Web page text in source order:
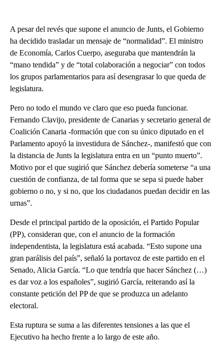
A pesar del revés que supone el anuncio de Junts, el Gobierno
ha decidido trasladar un mensaje de “normalidad”. El ministro
de Economía, Carlos Cuerpo, aseguraba que mantendrán la
“mano tendida” y de “total colaboración a negociar” con todos
los grupos parlamentarios para así desengrasar lo que queda de
legislatura.
Pero no todo el mundo ve claro que eso pueda funcionar.
Fernando Clavijo, presidente de Canarias y secretario general de
Coalición Canaria -formación que con su único diputado en el
Parlamento apoyó la investidura de Sánchez-, manifestó que con
la distancia de Junts la legislatura entra en un “punto muerto”.
Motivo por el que sugirió que Sánchez debería someterse “a una
cuestión de confianza, de tal forma que se sepa si puede haber
gobierno o no, y si no, que los ciudadanos puedan decidir en las
urnas”.
Desde el principal partido de la oposición, el Partido Popular
(PP), consideran que, con el anuncio de la formación
independentista, la legislatura está acabada. “Esto supone una
gran parálisis del país”, señaló la portavoz de este partido en el
Senado, Alicia García. “Lo que tendría que hacer Sánchez (…)
es dar voz a los españoles”, sugirió García, reiterando así la
constante petición del PP de que se produzca un adelanto
electoral.
Esta ruptura se suma a las diferentes tensiones a las que el
Ejecutivo ha hecho frente a lo largo de este año.